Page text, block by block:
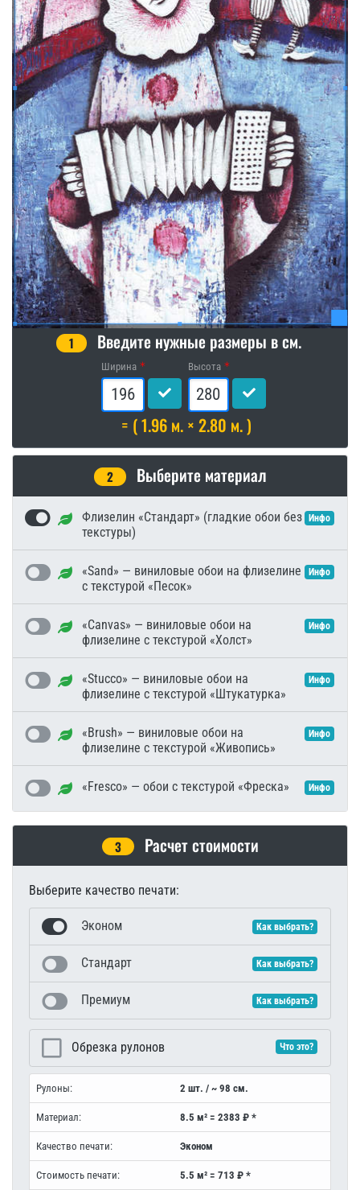
1 Введите нужные размеры в см.
Ширина Высота
= ( 1.96 м. × 2.80 м. )
2 Выберите материал
Флизелин «Стандарт» (гладкие обои без
текстуры)
Инфо
«Sand» — виниловые обои на флизелине
с текстурой «Песок»
Инфо
«Canvas» — виниловые обои на
флизелине с текстурой «Холст»
Инфо
«Stucco» — виниловые обои на
флизелине с текстурой «Штукатурка»
Инфо
«Brush» — виниловые обои на
флизелине с текстурой «Живопись»
Инфо
«Fresco» — обои с текстурой «Фреска» Инфо
3 Расчет стоимости
Выберите качество печати:
Эконом Как выбрать?
Стандарт Как выбрать?
Премиум Как выбрать?
Обрезка рулонов Что это?
Рулоны: 2 шт. / ~ 98 см.
Материал: 8.5 м² = 2383 ₽ *
Качество печати: Эконом
Стоимость печати: 5.5 м² = 713 ₽ *